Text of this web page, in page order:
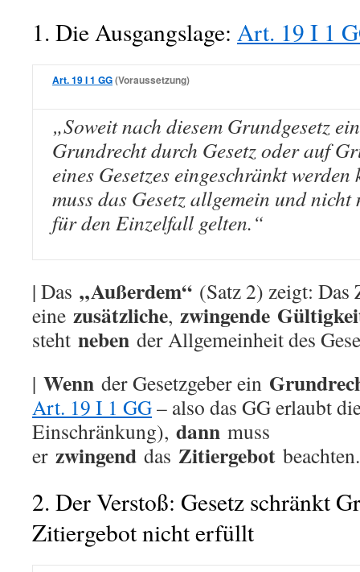
1. Die Ausgangslage: Art. 19 I 1
Art. 19 I 1 GG(Voraussetzung)
„Soweit nach diesem Grundgesetz ein
Grundrecht durch Gesetz oder auf
eines Gesetzes eingeschränkt werden
muss das Gesetz allgemein und nicht
für den Einzelfall gelten.“
| Das „Außerdem“ (Satz 2) zeigt:
eine zusätzliche, zwingende
steht neben der Allgemeinheit des
| Wenn der Gesetzgeber ein
Art. 19 I 1 GG– also das GG erlaubt
Einschränkung), dann muss
er zwingend das Zitiergebot
2. Der Verstoß: Gesetz schränkt
Zitiergebot nicht erfüllt